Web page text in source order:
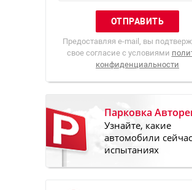
Предоставляя e-mail, вы
свое согласие с условиями
конфиденциальности
Парковка
Узнайте, какие
автомобили
испытаниях